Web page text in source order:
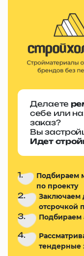
Делаете
себе или на
заказ?
Вы
Идет
1.
Подбираем
по проекту
2.
Заключаем
отсрочкой
3. Подбираем
4.
тендерные